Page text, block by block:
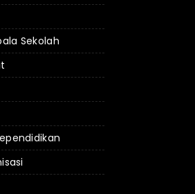
Sekolah